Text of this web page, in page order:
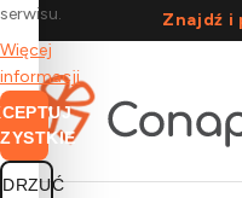
Znajdź i
serwisu.
Więcej
informacji